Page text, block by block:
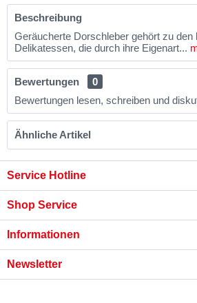
Beschreibung
Geräucherte Dorschleber gehört zu den
Delikatessen, die durch ihre Eigenart...
Bewertungen
0
Bewertungen lesen, schreiben und
Ähnliche Artikel
Service Hotline
Shop Service
Informationen
Newsletter